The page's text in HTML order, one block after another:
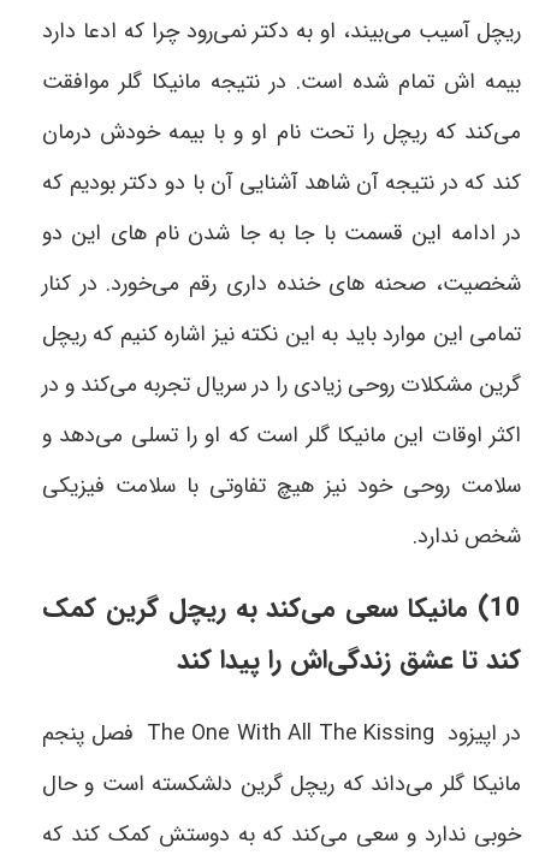
ریچل آسیب می‌بیند، او به دکتر نمی‌رود چرا که ادعا دارد
بیمه اش تمام شده است. در نتیجه مانیکا گلر موافقت
می‌کند که ریچل را تحت نام او و با بیمه خودش درمان
کند که در نتیجه آن شاهد آشنایی آن با دو دکتر بودیم که
در ادامه این قسمت با جا به جا شدن نام های این دو
شخصیت، صحنه های خنده داری رقم می‌خورد. در کنار
تمامی‌ این موارد باید به این نکته نیز اشاره کنیم که ریچل
گرین مشکلات روحی زیادی را در سریال تجربه می‌کند و در
اکثر اوقات این مانیکا گلر است که او را تسلی می‌دهد و
سلامت روحی خود نیز هیچ تفاوتی با سلامت فیزیکی
شخص ندارد.
10) مانیکا سعی می‌کند به ریچل گرین کمک
کند تا عشق زندگی‌اش را پیدا کند
در اپیزود The One With All The Kissing فصل پنجم
مانیکا گلر می‌داند که ریچل گرین دلشکسته است و حال
خوبی ندارد و سعی می‌کند که به دوستش کمک کند که